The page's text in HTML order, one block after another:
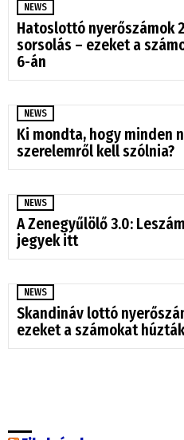
NEWS
Hatoslottó nyerőszámok
sorsolás – ezeket a
6-án
NEWS
Ki mondta, hogy minden
szerelemről kell szólnia?
NEWS
A Zenegyűlölő 3.0:
jegyek itt
NEWS
Skandináv lottó
ezeket a számokat